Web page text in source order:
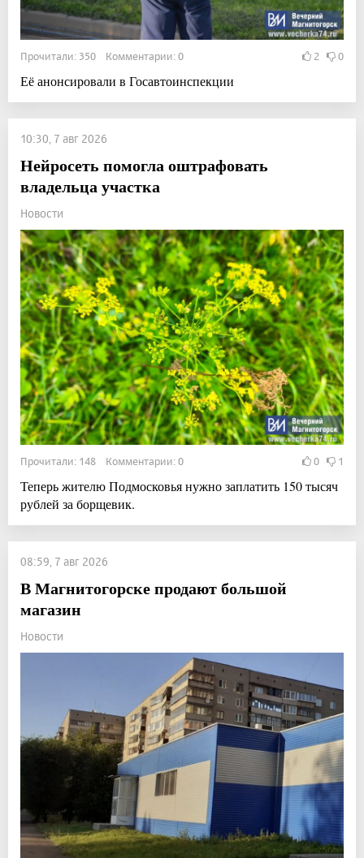
Прочитали: 350 Комментарии: 0 2 0
Её анонсировали в Госавтоинспекции
10:30, 7 авг 2026
Нейросеть помогла оштрафовать
владельца участка
Новости
Прочитали: 148 Комментарии: 0 0 1
Теперь жителю Подмосковья нужно заплатить 150 тысяч
рублей за борщевик.
08:59, 7 авг 2026
В Магнитогорске продают большой
магазин
Новости